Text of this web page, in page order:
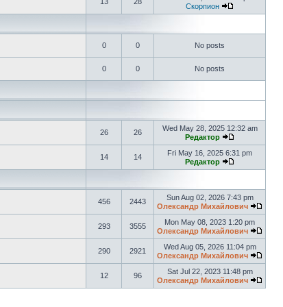
Скорпион
0 0 No posts
0 0 No posts
26 26
Wed May 28, 2025 12:32 am
Редактор
14 14
Fri May 16, 2025 6:31 pm
Редактор
456 2443
Sun Aug 02, 2026 7:43 pm
Олександр Михайлович
293 3555
Mon May 08, 2023 1:20 pm
Олександр Михайлович
290 2921
Wed Aug 05, 2026 11:04 pm
Олександр Михайлович
12 96
Sat Jul 22, 2023 11:48 pm
Олександр Михайлович